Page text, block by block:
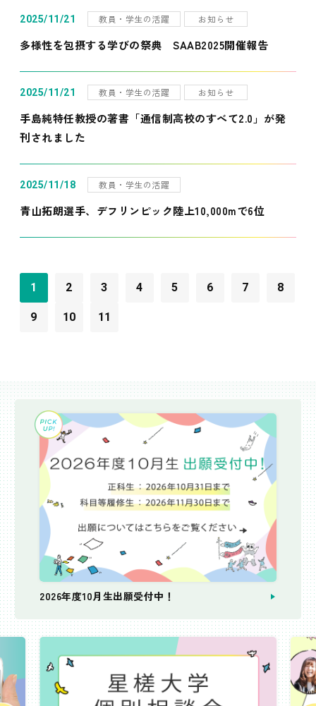
2025/11/21 教員・学生の活躍 お知らせ
多様性を包摂する学びの祭典 SAAB2025開催報告
2025/11/21 教員・学生の活躍 お知らせ
手島純特任教授の著書「通信制高校のすべて2.0」が発
刊されました
2025/11/18 教員・学生の活躍
青山拓朗選手、デフリンピック陸上10,000mで6位
1 2 3 4 5 6 7 8
9 10 11
2026年度10月生出願受付中！